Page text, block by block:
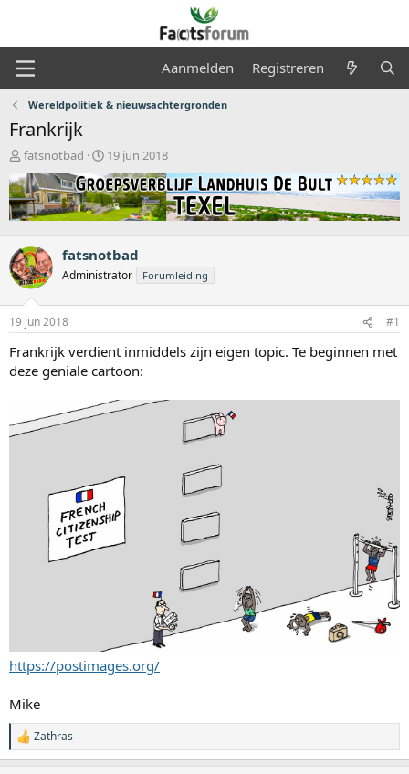
Aanmelden Registreren
Wereldpolitiek & nieuwsachtergronden
Frankrijk
O
n
d
e
r
e
r
p
s
t
a
r
t
fatsnotbad
S
t
a
r
t
a
t
m
19 jun 2018
fatsnotbad
Administrator Forumleiding
19 jun 2018 #1
Frankrijk verdient inmiddels zijn eigen topic. Te beginnen met
deze geniale cartoon:
https://postimages.org/
Mike
W
a
Zathras